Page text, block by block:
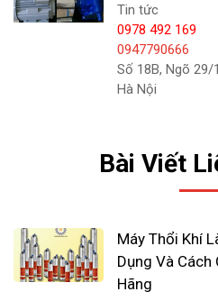
tôi cam kết nguồn hàng
động với giá thành luôn rẻ
nơi sản xuất. Hơn nữa,
chính sách bán hàng hấp
Tin tức
0978 492 169
0947790666
Số 18B, Ngõ 29/
Hà Nội
Bài Viết
Máy Thổi Khí
Dụng Và Cách
Hãng